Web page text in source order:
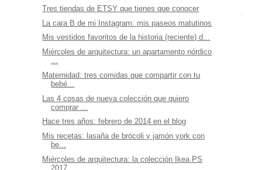
Tres tiendas de ETSY que tienes que conocer
La cara B de mi Instagram: mis paseos matutinos
Mis vestidos favoritos de la historia (reciente) d...
Miércoles de arquitectura: un apartamento nórdico
...
Maternidad: tres comidas que compartir con tu
bebé...
Las 4 cosas de nueva colección que quiero
comprar ...
Hace tres años: febrero de 2014 en el blog
Mis recetas: lasaña de brócoli y jamón york con
be...
Miércoles de arquitectura: la colección Ikea PS
2017